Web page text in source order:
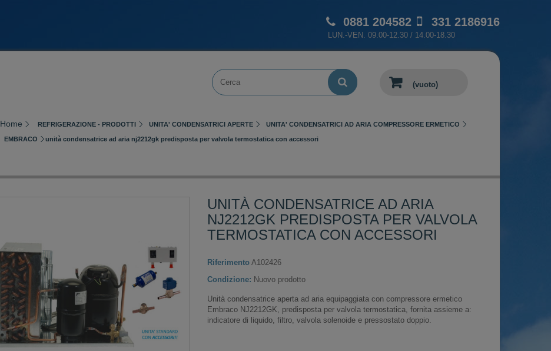
0881 204582 331 2186916
LUN.-VEN. 09.00-12.30 / 14.00-18.30
(vuoto)
Home REFRIGERAZIONE - PRODOTTI UNITA' CONDENSATRICI APERTE UNITA' CONDENSATRICI AD ARIA COMPRESSORE ERMETICO
EMBRACO unità condensatrice ad aria nj2212gk predisposta per valvola termostatica con accessori
UNITÀ CONDENSATRICE AD ARIA
NJ2212GK PREDISPOSTA PER VALVOLA
TERMOSTATICA CON ACCESSORI
Riferimento A102426
Condizione: Nuovo prodotto
Unità condensatrice aperta ad aria equipaggiata con compressore ermetico
Embraco NJ2212GK, predisposta per valvola termostatica, fornita assieme a:
indicatore di liquido, filtro, valvola solenoide e pressostato doppio.